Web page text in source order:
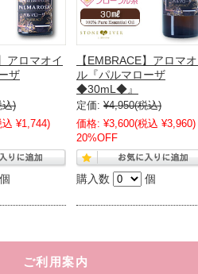
アロマオイ
ザ
込)
込 ¥1,744)
個
【EMBRACE】アロマ
ル『パルマローザ
◆30mL◆』
定価: ¥4,950(税込)
価格: ¥3,600(税込 ¥3,960)
20%OFF
購入数 個
ご利用案内